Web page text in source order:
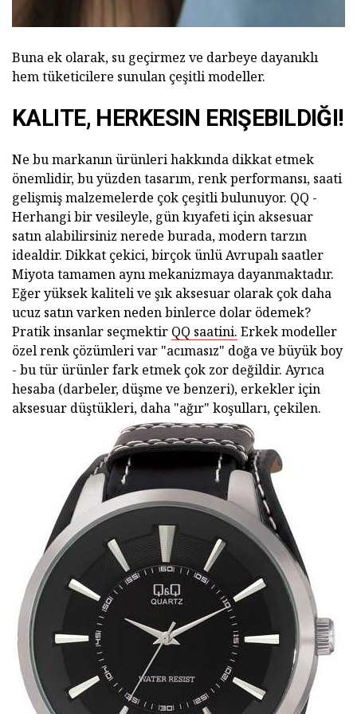
Buna ek olarak, su geçirmez ve darbeye dayanıklı
hem tüketicilere sunulan çeşitli modeller.
KALITE, HERKESIN ERIŞEBILDIĞI!
Ne bu markanın ürünleri hakkında dikkat etmek
önemlidir, bu yüzden tasarım, renk performansı, saati
gelişmiş malzemelerde çok çeşitli bulunuyor. QQ -
Herhangi bir vesileyle, gün kıyafeti için aksesuar
satın alabilirsiniz nerede burada, modern tarzın
idealdir. Dikkat çekici, birçok ünlü Avrupalı saatler
Miyota tamamen aynı mekanizmaya dayanmaktadır.
Eğer yüksek kaliteli ve şık aksesuar olarak çok daha
ucuz satın varken neden binlerce dolar ödemek?
Pratik insanlar seçmektir QQ saatini. Erkek modeller
özel renk çözümleri var "acımasız" doğa ve büyük boy
- bu tür ürünler fark etmek çok zor değildir. Ayrıca
hesaba (darbeler, düşme ve benzeri), erkekler için
aksesuar düştükleri, daha "ağır" koşulları, çekilen.